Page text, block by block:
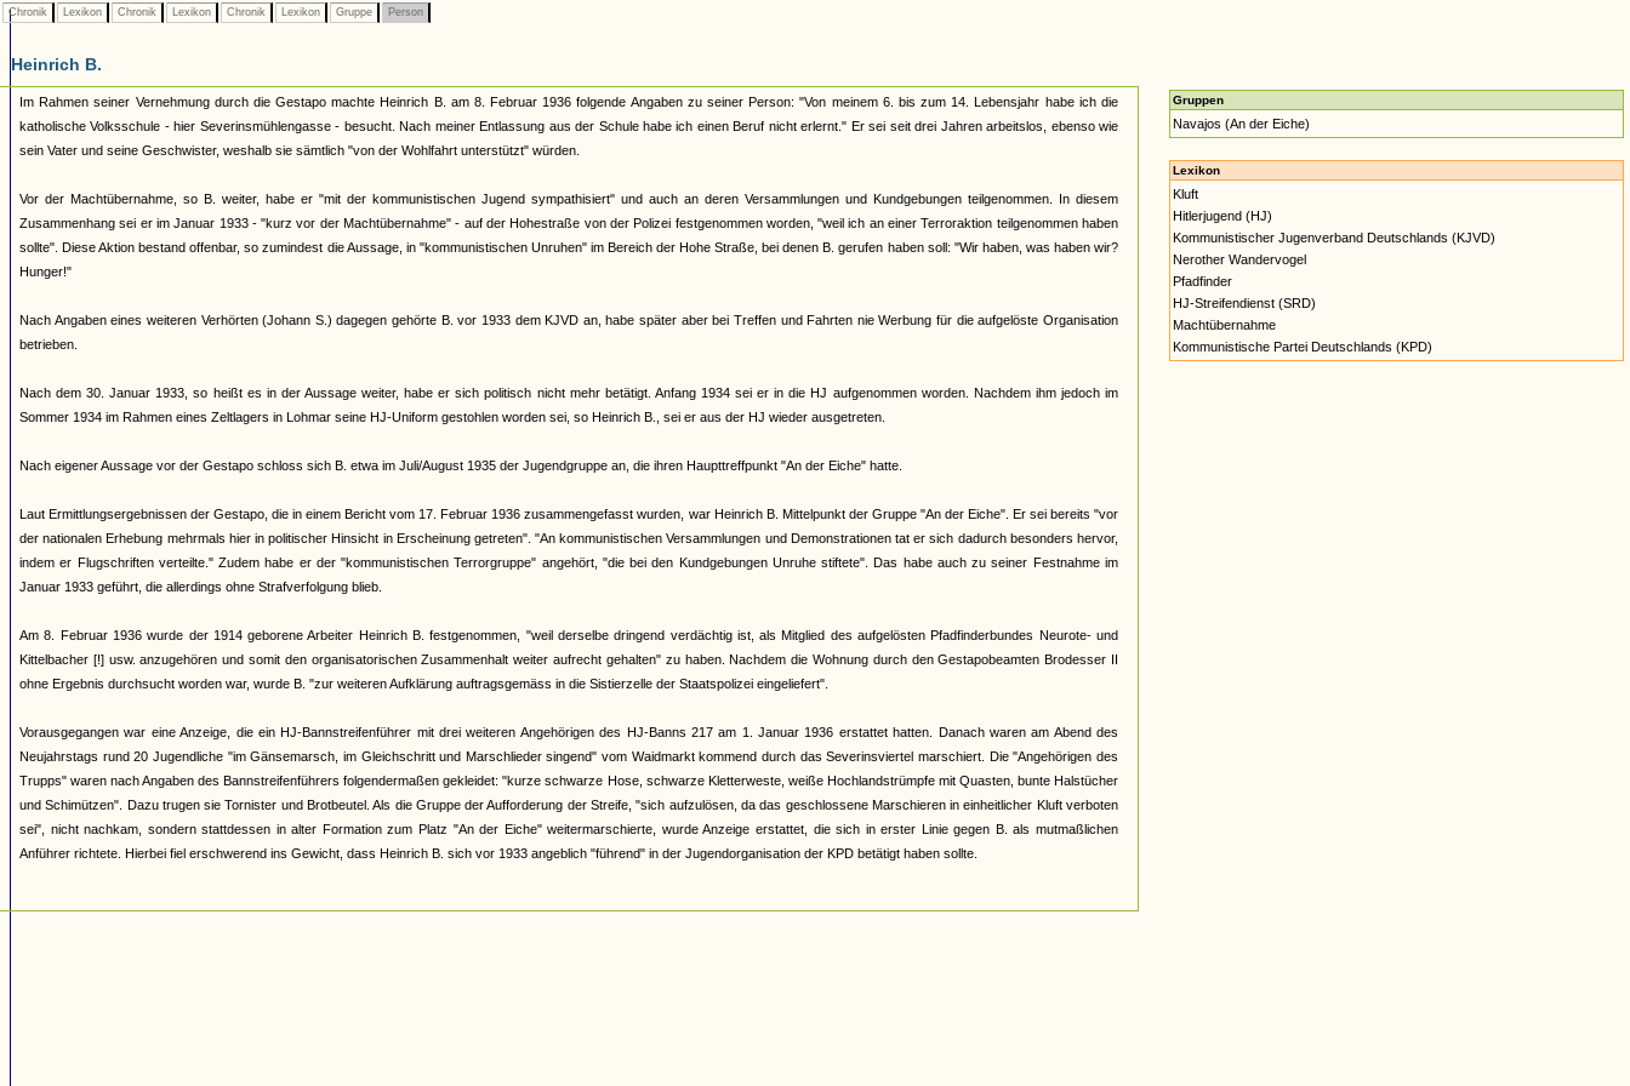
Chronik Lexikon Chronik Lexikon Chronik Lexikon Gruppe Person
Heinrich B.
Im Rahmen seiner Vernehmung durch die Gestapo machte Heinrich B. am 8. Februar 1936 folgende Angaben zu seiner Person: "Von meinem 6. bis zum 14. Lebensjahr habe ich die
katholische Volksschule - hier Severinsmühlengasse - besucht. Nach meiner Entlassung aus der Schule habe ich einen Beruf nicht erlernt." Er sei seit drei Jahren arbeitslos, ebenso wie
sein Vater und seine Geschwister, weshalb sie sämtlich "von der Wohlfahrt unterstützt" würden.
Vor der Machtübernahme, so B. weiter, habe er "mit der kommunistischen Jugend sympathisiert" und auch an deren Versammlungen und Kundgebungen teilgenommen. In diesem
Zusammenhang sei er im Januar 1933 - "kurz vor der Machtübernahme" - auf der Hohestraße von der Polizei festgenommen worden, "weil ich an einer Terroraktion teilgenommen haben
sollte". Diese Aktion bestand offenbar, so zumindest die Aussage, in "kommunistischen Unruhen" im Bereich der Hohe Straße, bei denen B. gerufen haben soll: "Wir haben, was haben wir?
Hunger!"
Nach Angaben eines weiteren Verhörten (Johann S.) dagegen gehörte B. vor 1933 dem KJVD an, habe später aber bei Treffen und Fahrten nie Werbung für die aufgelöste Organisation
betrieben.
Nach dem 30. Januar 1933, so heißt es in der Aussage weiter, habe er sich politisch nicht mehr betätigt. Anfang 1934 sei er in die HJ aufgenommen worden. Nachdem ihm jedoch im
Sommer 1934 im Rahmen eines Zeltlagers in Lohmar seine HJ-Uniform gestohlen worden sei, so Heinrich B., sei er aus der HJ wieder ausgetreten.
Nach eigener Aussage vor der Gestapo schloss sich B. etwa im Juli/August 1935 der Jugendgruppe an, die ihren Haupttreffpunkt "An der Eiche" hatte.
Laut Ermittlungsergebnissen der Gestapo, die in einem Bericht vom 17. Februar 1936 zusammengefasst wurden, war Heinrich B. Mittelpunkt der Gruppe "An der Eiche". Er sei bereits "vor
der nationalen Erhebung mehrmals hier in politischer Hinsicht in Erscheinung getreten". "An kommunistischen Versammlungen und Demonstrationen tat er sich dadurch besonders hervor,
indem er Flugschriften verteilte." Zudem habe er der "kommunistischen Terrorgruppe" angehört, "die bei den Kundgebungen Unruhe stiftete". Das habe auch zu seiner Festnahme im
Januar 1933 geführt, die allerdings ohne Strafverfolgung blieb.
Am 8. Februar 1936 wurde der 1914 geborene Arbeiter Heinrich B. festgenommen, "weil derselbe dringend verdächtig ist, als Mitglied des aufgelösten Pfadfinderbundes Neurote- und
Kittelbacher [!] usw. anzugehören und somit den organisatorischen Zusammenhalt weiter aufrecht gehalten" zu haben. Nachdem die Wohnung durch den Gestapobeamten Brodesser II
ohne Ergebnis durchsucht worden war, wurde B. "zur weiteren Aufklärung auftragsgemäss in die Sistierzelle der Staatspolizei eingeliefert".
Vorausgegangen war eine Anzeige, die ein HJ-Bannstreifenführer mit drei weiteren Angehörigen des HJ-Banns 217 am 1. Januar 1936 erstattet hatten. Danach waren am Abend des
Neujahrstags rund 20 Jugendliche "im Gänsemarsch, im Gleichschritt und Marschlieder singend" vom Waidmarkt kommend durch das Severinsviertel marschiert. Die "Angehörigen des
Trupps" waren nach Angaben des Bannstreifenführers folgendermaßen gekleidet: "kurze schwarze Hose, schwarze Kletterweste, weiße Hochlandstrümpfe mit Quasten, bunte Halstücher
und Schimützen". Dazu trugen sie Tornister und Brotbeutel. Als die Gruppe der Aufforderung der Streife, "sich aufzulösen, da das geschlossene Marschieren in einheitlicher Kluft verboten
sei", nicht nachkam, sondern stattdessen in alter Formation zum Platz "An der Eiche" weitermarschierte, wurde Anzeige erstattet, die sich in erster Linie gegen B. als mutmaßlichen
Anführer richtete. Hierbei fiel erschwerend ins Gewicht, dass Heinrich B. sich vor 1933 angeblich "führend" in der Jugendorganisation der KPD betätigt haben sollte.
Gruppen
Navajos (An der Eiche)
Lexikon
Kluft
Hitlerjugend (HJ)
Kommunistischer Jugenverband Deutschlands (KJVD)
Nerother Wandervogel
Pfadfinder
HJ-Streifendienst (SRD)
Machtübernahme
Kommunistische Partei Deutschlands (KPD)